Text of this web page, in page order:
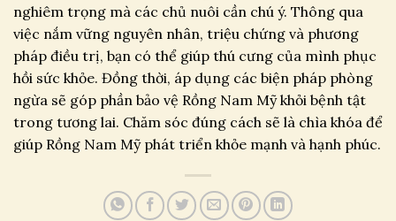
nghiêm trọng mà các chủ nuôi cần chú ý. Thông qua
việc nắm vững nguyên nhân, triệu chứng và phương
pháp điều trị, bạn có thể giúp thú cưng của mình phục
hồi sức khỏe. Đồng thời, áp dụng các biện pháp phòng
ngừa sẽ góp phần bảo vệ Rồng Nam Mỹ khỏi bệnh tật
trong tương lai. Chăm sóc đúng cách sẽ là chìa khóa để
giúp Rồng Nam Mỹ phát triển khỏe mạnh và hạnh phúc.